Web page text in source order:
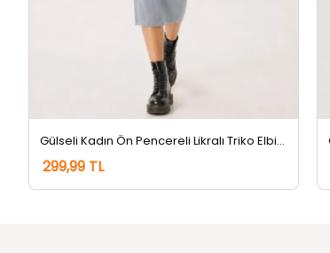
299,99 TL